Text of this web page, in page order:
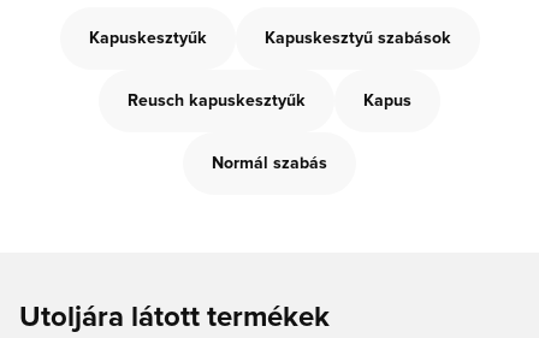
Kapuskesztyűk Kapuskesztyű szabások
Reusch kapuskesztyűk Kapus
Normál szabás
Utoljára látott termékek